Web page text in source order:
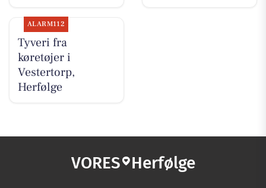
ALARM112
Tyveri fra
køretøjer i
Vestertorp,
Herfølge
VORES Herfølge